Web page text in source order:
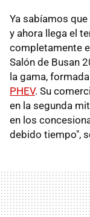
Ya sabíamos
y ahora llega el
completamente
Salón de Busan
la gama,
PHEV. Su
en la segunda
en los
debido tiempo",